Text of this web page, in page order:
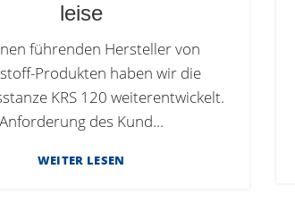
leise
führenden Hersteller von
Produkten haben wir die
KRS 120 weiterentwickelt.
Anforderung des Kund...
WEITER LESEN